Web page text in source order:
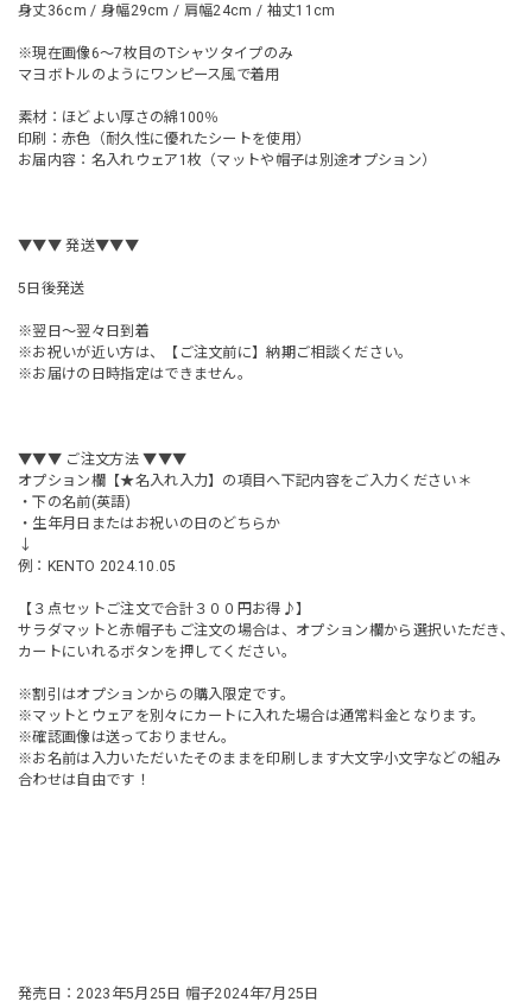
身丈36cm / 身幅29cm / 肩幅24cm / 袖丈11cm
※現在画像6～7枚目のTシャツタイプのみ
マヨボトルのようにワンピース風で着用
素材：ほどよい厚さの綿100％
印刷：赤色（耐久性に優れたシートを使用）
お届内容：名入れウェア1枚（マットや帽子は別途オプション）
▼▼▼ 発送▼▼▼
5日後発送
※翌日～翌々日到着
※お祝いが近い方は、【ご注文前に】納期ご相談ください。
※お届けの日時指定はできません。
▼▼▼ ご注文方法 ▼▼▼
オプション欄【★名入れ入力】の項目へ下記内容をご入力ください＊
・下の名前(英語)
・生年月日またはお祝いの日のどちらか
↓
例：KENTO 2024.10.05
【３点セットご注文で合計３００円お得♪】
サラダマットと赤帽子もご注文の場合は、オプション欄から選択いただき、
カートにいれるボタンを押してください。
※割引はオプションからの購入限定です。
※マットとウェアを別々にカートに入れた場合は通常料金となります。
※確認画像は送っておりません。
※お名前は入力いただいたそのままを印刷します大文字小文字などの組み
合わせは自由です！
発売日：2023年5月25日 帽子2024年7月25日